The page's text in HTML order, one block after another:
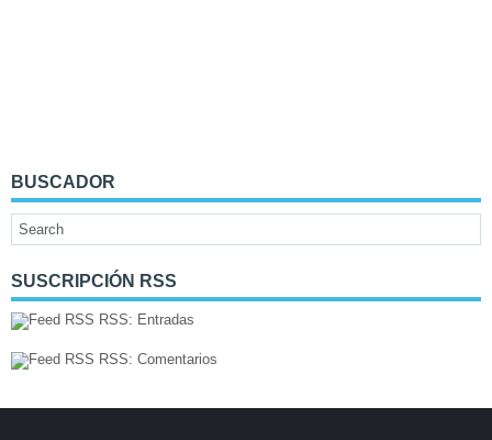
BUSCADOR
SUSCRIPCIÓN RSS
RSS: Entradas
RSS: Comentarios